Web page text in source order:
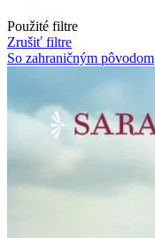
Použité filtre
Zrušiť filtre
So zahraničným pôvodom